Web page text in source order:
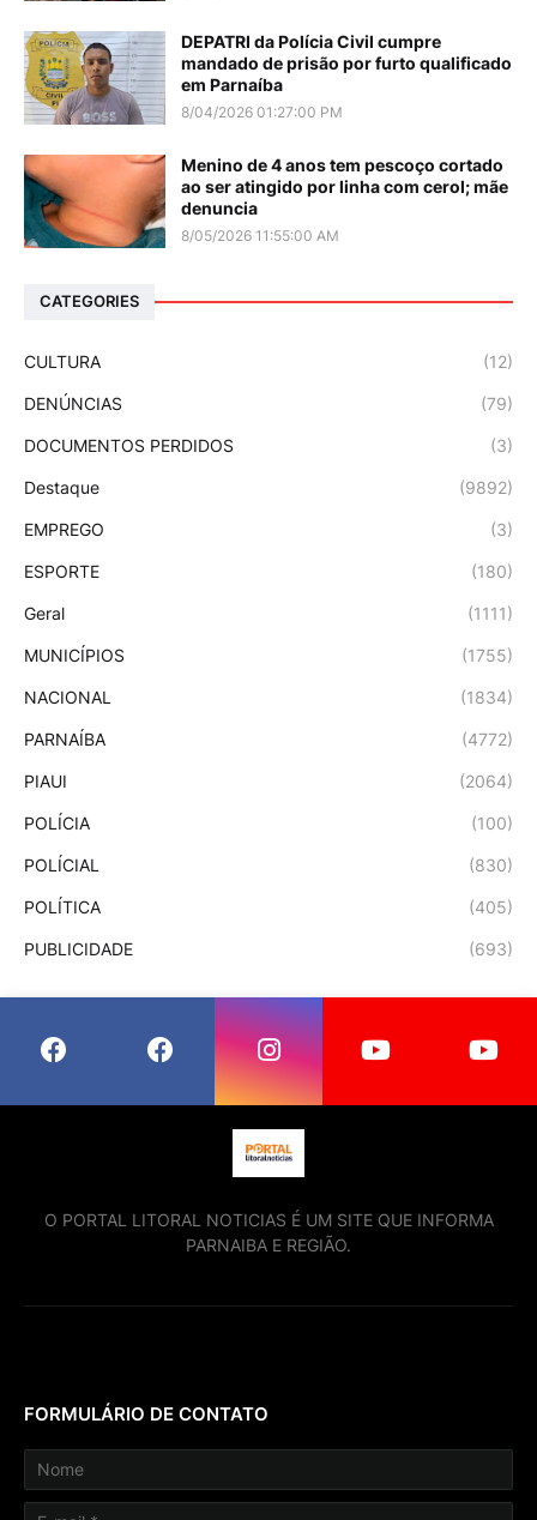
DEPATRI da Polícia Civil cumpre
mandado de prisão por furto qualificado
em Parnaíba
8/04/2026 01:27:00 PM
Menino de 4 anos tem pescoço cortado
ao ser atingido por linha com cerol; mãe
denuncia
8/05/2026 11:55:00 AM
CATEGORIES
CULTURA (12)
DENÚNCIAS (79)
DOCUMENTOS PERDIDOS (3)
Destaque (9892)
EMPREGO (3)
ESPORTE (180)
Geral (1111)
MUNICÍPIOS (1755)
NACIONAL (1834)
PARNAÍBA (4772)
PIAUI (2064)
POLÍCIA (100)
POLÍCIAL (830)
POLÍTICA (405)
PUBLICIDADE (693)
O PORTAL LITORAL NOTICIAS É UM SITE QUE INFORMA
PARNAIBA E REGIÃO.
FORMULÁRIO DE CONTATO